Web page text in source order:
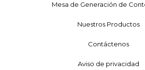
Mesa de Generación de
Nuestros Productos
Contáctenos
Aviso de privacidad